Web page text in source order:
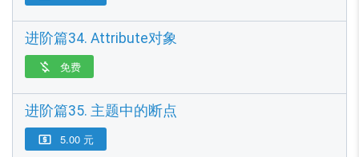
进阶篇34. Attribute对象
 免费
进阶篇35. 主题中的断点
 5.00 元